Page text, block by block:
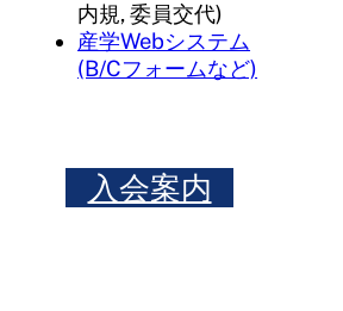
内規, 委員交代)
産学Webシステム
(B/Cフォームなど)
入会案内